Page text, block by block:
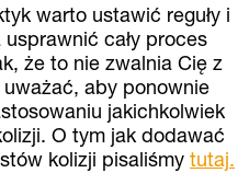
warto ustawić reguły i
cały proces
że to nie zwalnia Cię z
aby ponownie
jakichkolwiek
O tym jak dodawać
kolizji pisaliśmy tutaj.